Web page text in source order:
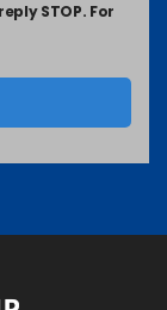
STOP. For